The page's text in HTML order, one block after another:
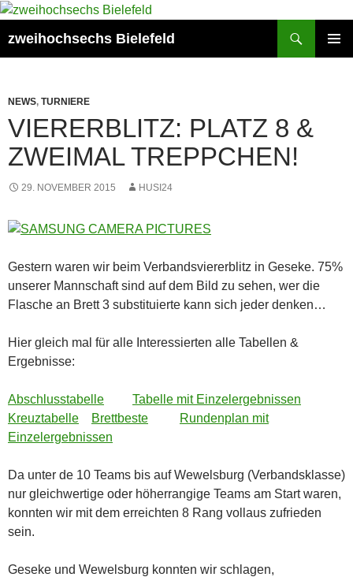
Zum
springen
zweihochsechs Bielefeld
NEWS, TURNIERE
VIERERBLITZ: PLATZ 8 &
ZWEIMAL TREPPCHEN!
29. NOVEMBER 2015 HUSI24
Gestern waren wir beim Verbandsviererblitz in Geseke. 75%
unserer Mannschaft sind auf dem Bild zu sehen, wer die
Flasche an Brett 3 substituierte kann sich jeder denken…
Hier gleich mal für alle Interessierten alle Tabellen &
Ergebnisse:
Abschlusstabelle
Tabelle mit Einzelergebnissen
Kreuztabelle
Brettbeste
Rundenplan mit
Einzelergebnissen
Da unter de 10 Teams bis auf Wewelsburg (Verbandsklasse)
nur gleichwertige oder höherrangige Teams am Start waren,
konnten wir mit dem erreichten 8 Rang vollaus zufrieden
sein.
Geseke und Wewelsburg konnten wir schlagen,